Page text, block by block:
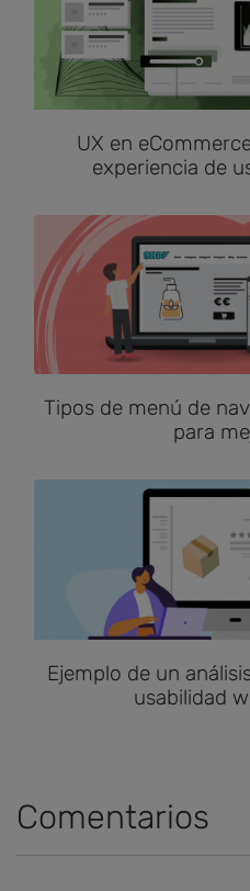
UX en
experiencia de
Tipos de menú de
para
Ejemplo de un
usabilidad
Comentarios